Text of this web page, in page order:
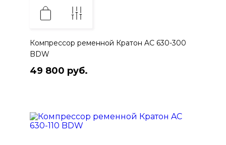
Компрессор ременной Кратон AC 630-300
BDW
49 800 руб.